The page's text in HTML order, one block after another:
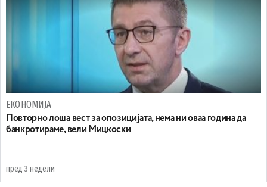
ЕКОНОМИЈА
Повторно лоша вест за опозицијата, нема ни оваа година да
банкротираме, вели Мицкоски
пред 3 недели